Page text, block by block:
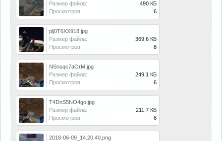
Размер файла:
490 КБ
Просмотров:
6
plj0T6XX918.jpg
Размер файла:
369,6 КБ
Просмотров:
8
NSnsqc7aOrM.jpg
Размер файла:
249,1 КБ
Просмотров:
6
T4DnS5NO4go.jpg
Размер файла:
211,7 КБ
Просмотров:
6
2018-06-09_14.20.40.png